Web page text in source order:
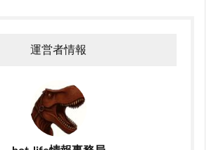
運営者情報